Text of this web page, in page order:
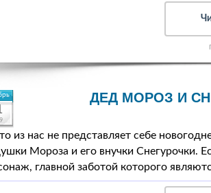
ДЕД МОРОЗ И
из нас не представляет себе
Мороза и его внучки Снегурочки.
главной заботой которого